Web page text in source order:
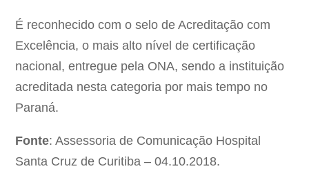
É reconhecido com o selo de Acreditação com
Excelência, o mais alto nível de certificação
nacional, entregue pela ONA, sendo a instituição
acreditada nesta categoria por mais tempo no
Paraná.
Fonte: Assessoria de Comunicação Hospital
Santa Cruz de Curitiba – 04.10.2018.